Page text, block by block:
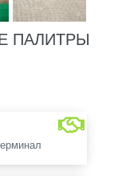
ПАЛИТРЫ